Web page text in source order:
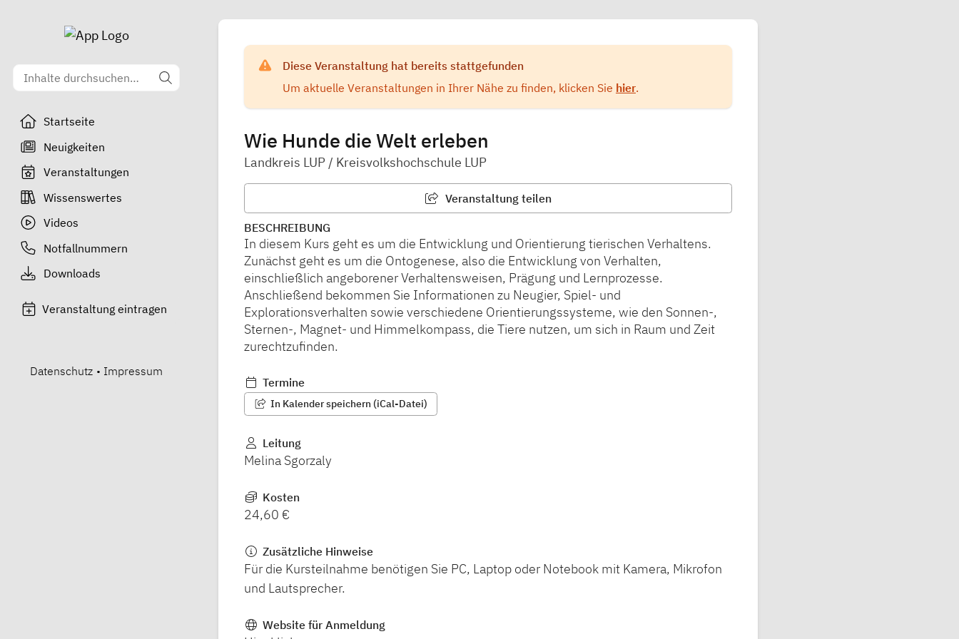
Startseite
Neuigkeiten
Veranstaltungen
Wissenswertes
Videos
Notfallnummern
Downloads
Veranstaltung eintragen
Datenschutz • Impressum
Diese Veranstaltung hat bereits stattgefunden
Um aktuelle Veranstaltungen in Ihrer Nähe zu finden, klicken Sie hier.
Wie Hunde die Welt erleben
Landkreis LUP / Kreisvolkshochschule LUP
Veranstaltung teilen
BESCHREIBUNG
In diesem Kurs geht es um die Entwicklung und Orientierung tierischen Verhaltens.
Zunächst geht es um die Ontogenese, also die Entwicklung von Verhalten,
einschließlich angeborener Verhaltensweisen, Prägung und Lernprozesse.
Anschließend bekommen Sie Informationen zu Neugier, Spiel- und
Explorationsverhalten sowie verschiedene Orientierungssysteme, wie den Sonnen-,
Sternen-, Magnet- und Himmelkompass, die Tiere nutzen, um sich in Raum und Zeit
zurechtzufinden.
Termine
In Kalender speichern (iCal-Datei)
Leitung
Melina Sgorzaly
Kosten
24,60 €
Zusätzliche Hinweise
Für die Kursteilnahme benötigen Sie PC, Laptop oder Notebook mit Kamera, Mikrofon
und Lautsprecher.
Website für Anmeldung